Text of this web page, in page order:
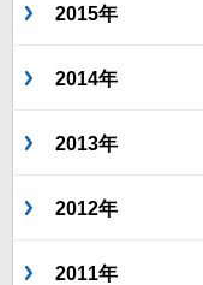
2015年
2014年
2013年
2012年
2011年